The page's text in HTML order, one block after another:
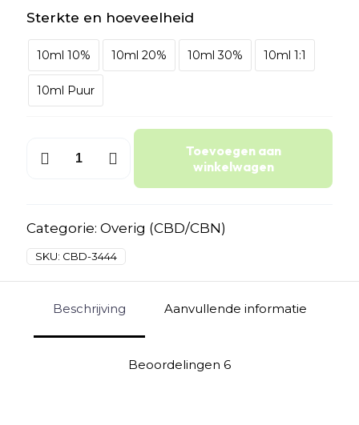
Sterkte en hoeveelheid
10ml 10% 10ml 20% 10ml 30% 10ml 1:1
10ml Puur
Olie
Toevoegen aan
winkelwagen
Categorie: Overig (CBD/CBN)
SKU: CBD-3444
Beschrijving Aanvullende informatie
Beoordelingen 6